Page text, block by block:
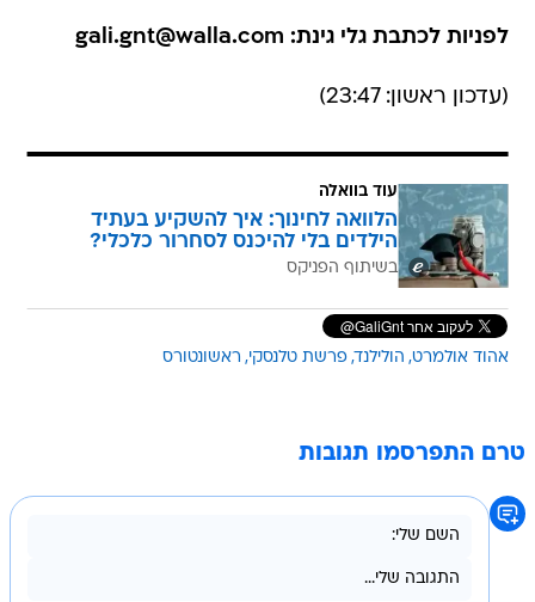
לפניות לכתבת גלי גינת: gali.gnt@walla.com
(עדכון ראשון: 23:47)
עוד בוואלה
הלוואה לחינוך: איך להשקיע בעתיד
הילדים בלי להיכנס לסחרור כלכלי?
בשיתוף הפניקס
אהוד אולמרט הולילנד פרשת טלנסקי ראשונטורס
טרם התפרסמו תגובות